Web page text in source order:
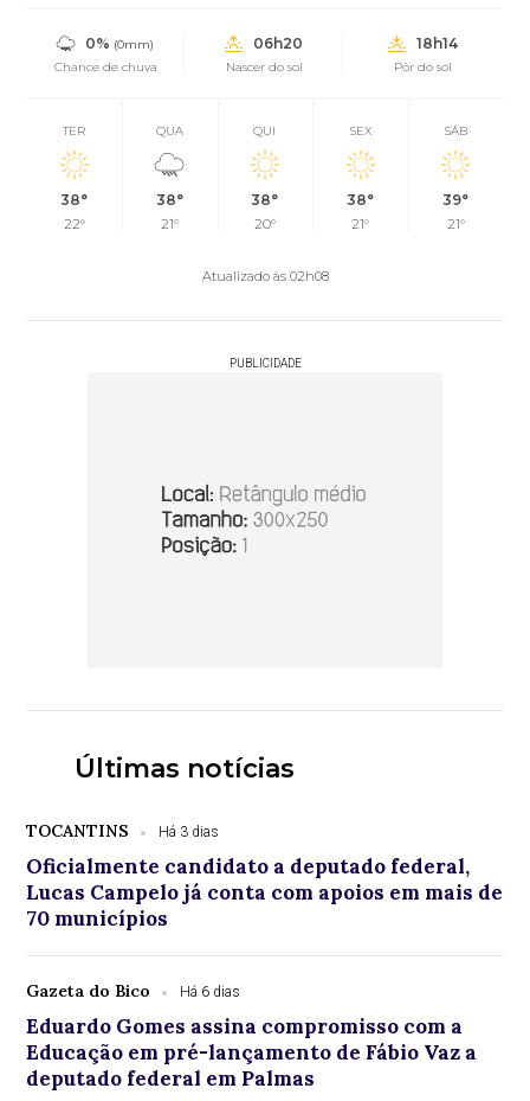
0% (0mm)
Chance de chuva
06h20
Nascer do sol
18h14
Pôr do sol
TER
38°
22°
QUA
38°
21°
QUI
38°
20°
SEX
38°
21°
SÁB
39°
21°
Atualizado às 02h08
PUBLICIDADE
Últimas notícias
TOCANTINS Há 3 dias
Oficialmente candidato a deputado federal,
Lucas Campelo já conta com apoios em mais de
70 municípios
Gazeta do Bico Há 6 dias
Eduardo Gomes assina compromisso com a
Educação em pré-lançamento de Fábio Vaz a
deputado federal em Palmas